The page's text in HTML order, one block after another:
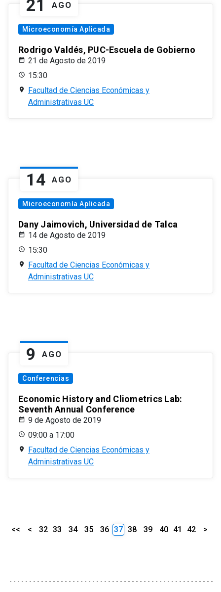
21 AGO
Microeconomía Aplicada
Rodrigo Valdés, PUC-Escuela de Gobierno
21 de Agosto de 2019
15:30
Facultad de Ciencias Económicas y
Administrativas UC
14 AGO
Microeconomía Aplicada
Dany Jaimovich, Universidad de Talca
14 de Agosto de 2019
15:30
Facultad de Ciencias Económicas y
Administrativas UC
9 AGO
Conferencias
Economic History and Cliometrics Lab:
Seventh Annual Conference
9 de Agosto de 2019
09:00 a 17:00
Facultad de Ciencias Económicas y
Administrativas UC
<< < 32 33 34 35 36 37 38 39 40 41 42 >